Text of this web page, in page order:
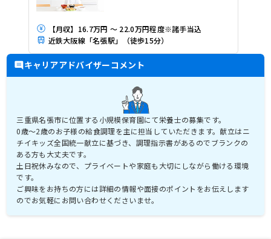
【月収】16.7万円 ～ 22.0万円程度※諸手当込
近鉄大阪線「名張駅」（徒歩15分）
キャリアアドバイザーコメント
三重県名張市に位置する小規模保育園にて栄養士の募集です。
0歳～2歳のお子様の給食調理を主に担当していただきます。献立はニ
チイキッズ全国統一献立に基づき、調理指示書があるのでブランクの
ある方も大丈夫です。
土日祝休みなので、プライベートや家庭も大切にしながら働ける環境
です。
ご興味をお持ちの方には詳細の情報や面接のポイントをお伝えします